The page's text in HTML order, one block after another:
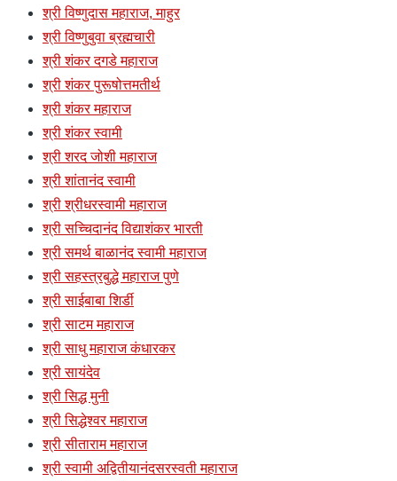
श्री विष्णुदास महाराज, माहुर
श्री विष्णुबुवा ब्रह्मचारी
श्री शंकर दगडे महाराज
श्री शंकर पुरूषोत्तमतीर्थ
श्री शंकर महाराज
श्री शंकर स्वामी
श्री शरद जोशी महाराज
श्री शांतानंद स्वामी
श्री श्रीधरस्वामी महाराज
श्री सच्चिदानंद विद्याशंकर भारती
श्री समर्थ बाळानंद स्वामी महाराज
श्री सहस्त्रबुद्धे महाराज पुणे
श्री साईबाबा शिर्डी
श्री साटम महाराज
श्री साधु महाराज कंधारकर
श्री सायंदेव
श्री सिद्ध मुनी
श्री सिद्धेश्वर महाराज
श्री सीताराम महाराज
श्री स्वामी अद्वितीयानंदसरस्वती महाराज